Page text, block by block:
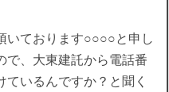
いております○○○○と申し
で、大東建託から電話番
いるんですか？と聞く